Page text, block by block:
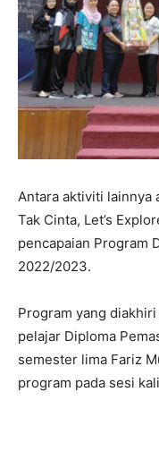
Antara aktiviti lainnya
Tak Cinta, Let’s
pencapaian Program
2022/2023.
Program yang
pelajar Diploma
semester lima Fariz
program pada sesi